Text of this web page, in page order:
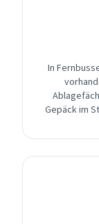
In
Gepäck im